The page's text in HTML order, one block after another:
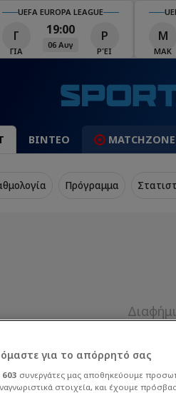
UEFA EUROPA LEAGUE
Γ
ΓΙΑ
19:00
06 Αυγ
Ρ
ΡΈΙ
Μ
ΜΑΚ
ΒΙΝΤΕΟ MATCHZONE
Πρόγραμμα
για το απόρρητό σας
603 συνεργάτες μας αποθηκεύουμε
στοιχεία, και έχουμε